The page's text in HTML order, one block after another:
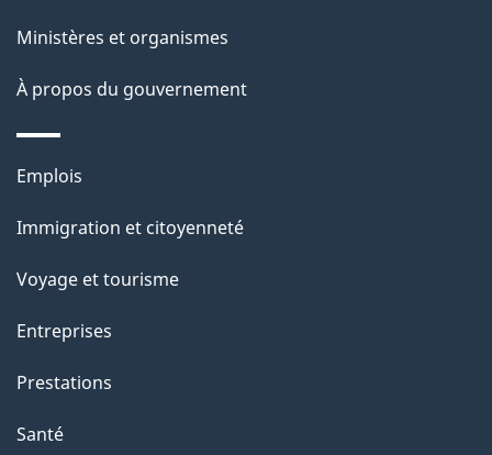
ei
n
s
u
r
c
t
t
a
Ministères et organismes
À propos du gouvernement
Thèmes
sujets
Emplois
Immigration et citoyenneté
Voyage et tourisme
Entreprises
Prestations
Santé